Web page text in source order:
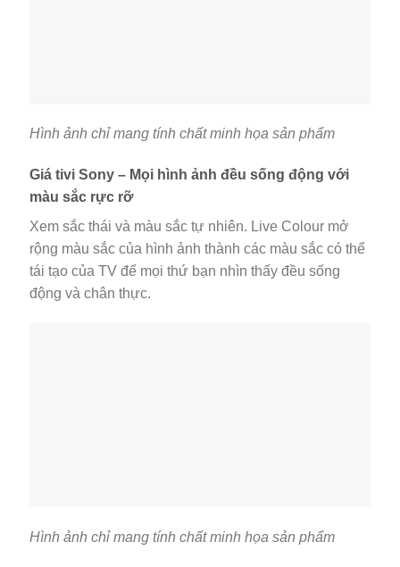
Hình ảnh chỉ mang tính chất minh họa sản phẩm
Giá tivi Sony – Mọi hình ảnh đều sống động với
màu sắc rực rỡ
Xem sắc thái và màu sắc tự nhiên. Live Colour mở
rộng màu sắc của hình ảnh thành các màu sắc có thể
tái tạo của TV để mọi thứ bạn nhìn thấy đều sống
động và chân thực.
Hình ảnh chỉ mang tính chất minh họa sản phẩm